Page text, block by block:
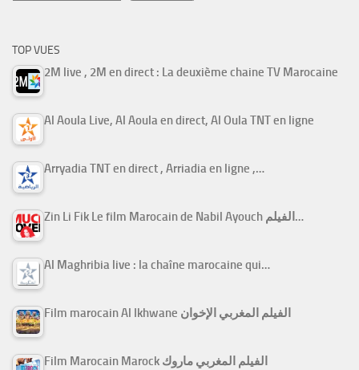
TOP VUES
2M live , 2M en direct : La deuxième chaine TV Marocaine
Al Aoula Live, Al Aoula en direct, Al Oula TNT en ligne
Arryadia TNT en direct , Arriadia en ligne ,…
Zin Li Fik Le film Marocain de Nabil Ayouch الفيلم…
Al Maghribia live : la chaîne marocaine qui…
Film marocain Al Ikhwane الفيلم المغربي الإخوان
Film Marocain Marock الفيلم المغربي ماروك